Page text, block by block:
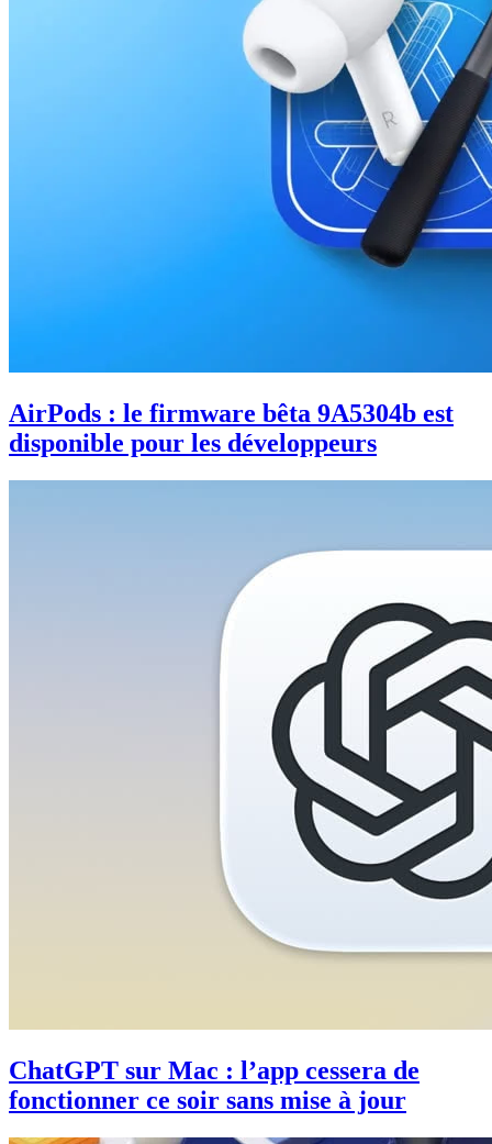
AirPods : le firmware bêta 9A5304b est
disponible pour les développeurs
ChatGPT sur Mac : l’app cessera de
fonctionner ce soir sans mise à jour